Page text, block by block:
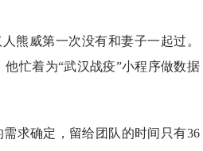
熊威第一次没有和妻子一起过。
忙着为“武汉战疫”小程序做数据
需求确定，留给团队的时间只有36